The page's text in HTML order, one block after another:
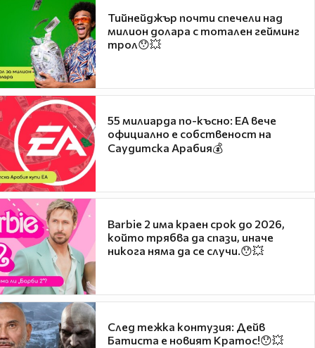
Тийнейджър почти спечели над
милион долара с тотален гейминг
трол😯💥
55 милиарда по-късно: EA вече
официално е собственост на
Саудитска Арабия💰
Barbie 2 има краен срок до 2026,
който трябва да спази, иначе
никога няма да се случи.😯💥
След тежка контузия: Дейв
Батиста е новият Кратос!😯💥